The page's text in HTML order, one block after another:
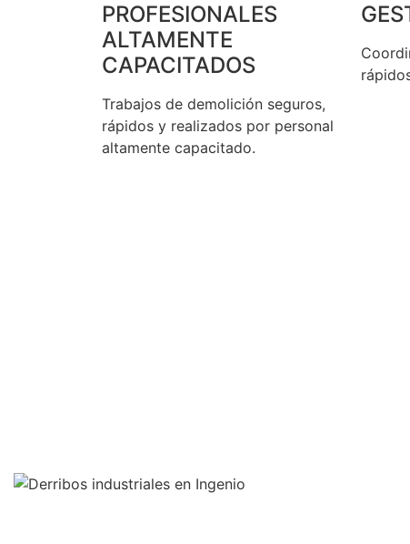
PROFESIONALES
ALTAMENTE
CAPACITADOS
Trabajos de demolición seguros,
rápidos y realizados por personal
altamente capacitado.